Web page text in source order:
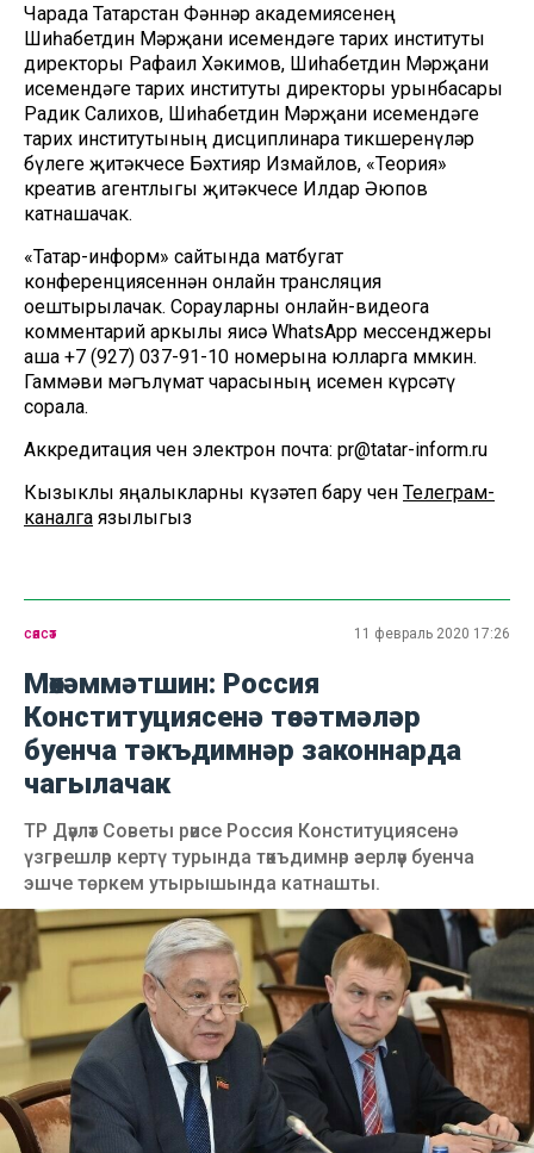
Чарада Татарстан Фәннәр академиясенең
Шиһабетдин Мәрҗани исемендәге тарих институты
директоры Рафаил Хәкимов, Шиһабетдин Мәрҗани
исемендәге тарих институты директоры урынбасары
Радик Салихов, Шиһабетдин Мәрҗани исемендәге
тарих институтының дисциплинара тикшеренүләр
бүлеге җитәкчесе Бәхтияр Измайлов, «Теория»
креатив агентлыгы җитәкчесе Илдар Әюпов
катнашачак.
«Татар-информ» сайтында матбугат
конференциясеннән онлайн трансляция
оештырылачак. Сорауларны онлайн-видеога
комментарий аркылы яисә WhatsApp мессенджеры
аша +7 (927) 037-91-10 номерына юлларга мөмкин.
Гаммәви мәгълүмат чарасының исемен күрсәтү
сорала.
Аккредитация өчен электрон почта: pr@tatar-inform.ru
Кызыклы яңалыкларны күзәтеп бару өчен Телеграм-
каналга язылыгыз
сәясәт 11 февраль 2020 17:26
Мөхәммәтшин: Россия
Конституциясенә төзәтмәләр
буенча тәкъдимнәр законнарда
чагылачак
ТР Дәүләт Советы рәисе Россия Конституциясенә
үзгәрешләр кертү турында тәкъдимнәр әзерләү буенча
эшче төркем утырышында катнашты.